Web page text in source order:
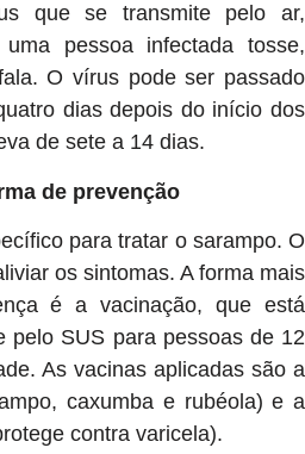
que se transmite pelo ar,
uma pessoa infectada tosse,
O vírus pode ser passado
dias depois do início dos
de sete a 14 dias.
de prevenção
para tratar o sarampo. O
os sintomas. A forma mais
é a vacinação, que está
pelo SUS para pessoas de 12
As vacinas aplicadas são a
caxumba e rubéola) e a
contra varicela).